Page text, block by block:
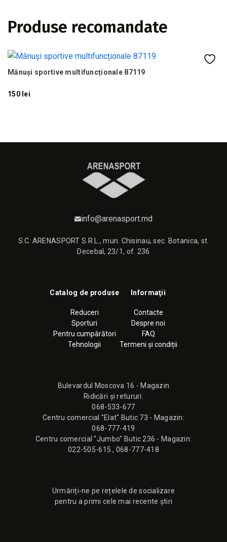
Produse recomandate
Mănuși sportive multifuncționale 87119
150 lei
info@arenasport.md
S.C. ARENASPORT S.R.L., mun. Chisinau, sec. Botanica, st.
Decebal, 23/1, of. 236
Catalog de produse
Reduceri
Sporturi
Pentru cumpărători
Tehnologii
Informaţii
Contacte
Despre noi
FAQ
Termeni și condiții
Bulevardul Moscova 16 - Magazin
Ridicări și retururi:
068-533-677
Сentru comercial "Elat" Butic 73 - Magazin:
068-777-419
Сentru comercial "Jumbo" Butic 236 - Magazin:
022-505-615, 068-777-418
Urmăriți-ne pe rețelele de socializare
pentru a primi cele mai recente știri